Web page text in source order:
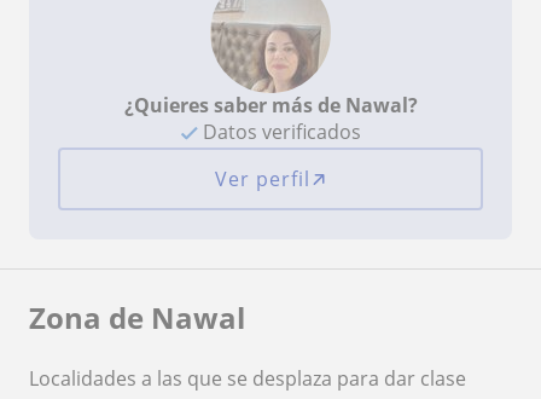
¿Quieres saber más de Nawal?
Datos verificados
Ver perfil
Zona de Nawal
Localidades a las que se desplaza para dar clase